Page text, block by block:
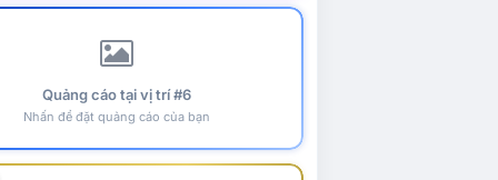
Quảng cáo tại vị trí #6
Nhấn để đặt quảng cáo của bạn